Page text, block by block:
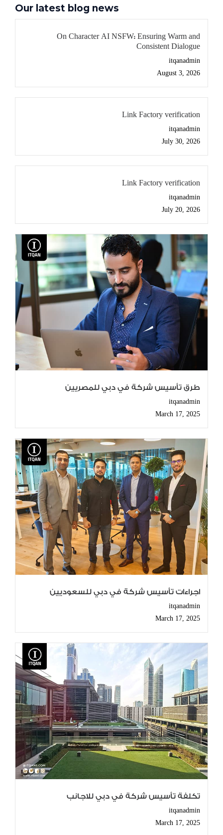
Our latest blog news
On Character AI NSFW: Ensuring Warm and
Consistent Dialogue
itqanadmin
August 3, 2026
Link Factory verification
itqanadmin
July 30, 2026
Link Factory verification
itqanadmin
July 20, 2026
طرق تأسيس شركة في دبي للمصريين
itqanadmin
March 17, 2025
اجراءات تأسيس شركة في دبي للسعوديين
itqanadmin
March 17, 2025
تكلفة تأسيس شركة في دبي للاجانب
itqanadmin
March 17, 2025